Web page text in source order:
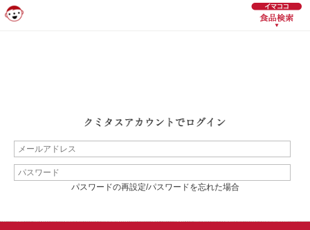
パスワードの再設定/パスワードを忘れた場合